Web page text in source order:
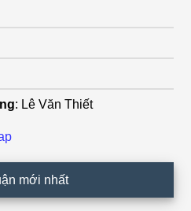
: Lê Văn Thiết
mới nhất